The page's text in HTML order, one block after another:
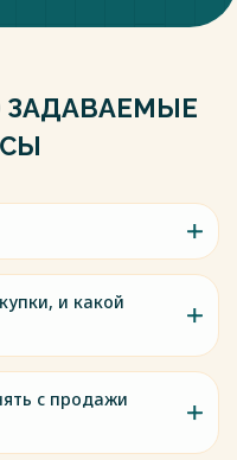
ЗАДАВАЕМЫЕ
и какой
с продажи